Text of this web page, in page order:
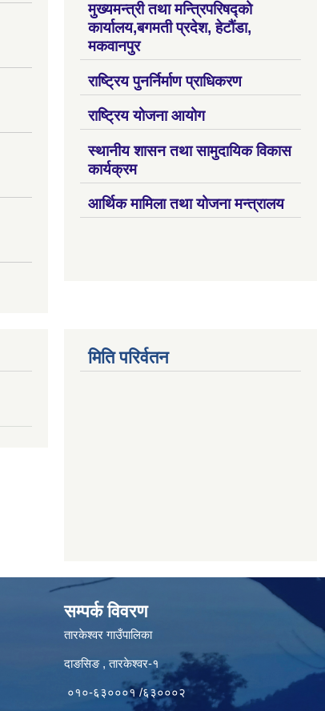
मुख्यमन्त्री तथा मन्त्रिपरिषद्को
कार्यालय,बगमती प्रदेश, हेटौंडा,
मकवानपुर
राष्ट्रिय पुनर्निर्माण प्राधिकरण
राष्ट्रिय योजना आयोग
स्थानीय शासन तथा सामुदायिक विकास
कार्यक्रम
आर्थिक मामिला तथा योजना मन्त्रालय
मिति परिर्वतन
सम्पर्क विवरण
तारकेश्वर गाउँपालिका
दाङसिङ , तारकेश्वर-१
०१०-६३०००१ /६३०००२